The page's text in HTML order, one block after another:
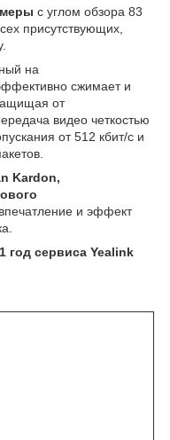
с углом обзора 83
присутствующих,
на
сжимает и
от
видео четкостью
от 512 кбит/с и
Kardon,
и эффект
год сервиса Yealink